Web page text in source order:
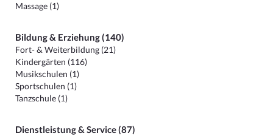
Massage (1)
Bildung & Erziehung (140)
Fort- & Weiterbildung (21)
Kindergärten (116)
Musikschulen (1)
Sportschulen (1)
Tanzschule (1)
Dienstleistung & Service (87)